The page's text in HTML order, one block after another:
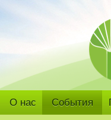
О нас События